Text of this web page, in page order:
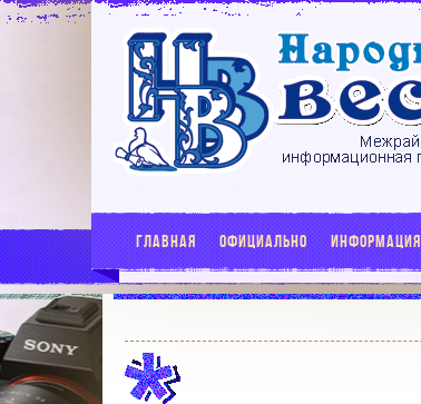
ГЛАВНАЯ ОФИЦИАЛЬНО ИНФОРМАЦИЯ